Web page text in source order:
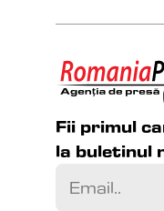
Fii primul
la buletinul